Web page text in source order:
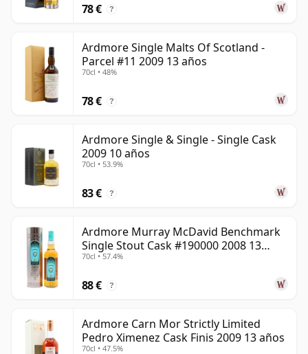
78 € ?
Ardmore Single Malts Of Scotland -
Parcel #11 2009 13 años
70cl • 48%
78 € ?
Ardmore Single & Single - Single Cask
2009 10 años
70cl • 53.9%
83 € ?
Ardmore Murray McDavid Benchmark
Single Stout Cask #190000 2008 13
años
70cl • 57.4%
88 € ?
Ardmore Carn Mor Strictly Limited
Pedro Ximenez Cask Finis 2009 13 años
70cl • 47.5%